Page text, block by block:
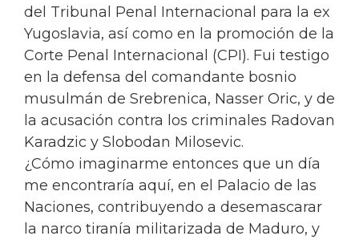
del Tribunal Penal Internacional para la ex
Yugoslavia, así como en la promoción de la
Corte Penal Internacional (CPI). Fui testigo
en la defensa del comandante bosnio
musulmán de Srebrenica, Nasser Oric, y de
la acusación contra los criminales Radovan
Karadzic y Slobodan Milosevic.
¿Cómo imaginarme entonces que un día
me encontraría aquí, en el Palacio de las
Naciones, contribuyendo a desemascarar
la narco tiranía militarizada de Maduro, y